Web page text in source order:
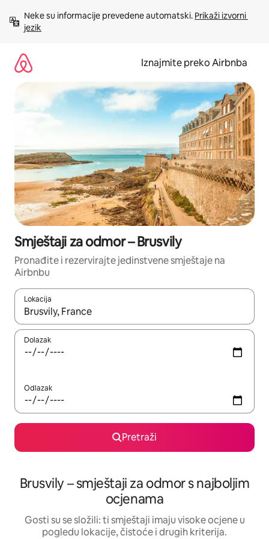
sadržaj
Neke su informacije prevedene automatski. Prikaži izvorni
jezik
Iznajmite preko Airbnba
Smještaji za odmor – Brusvily
Pronađite i rezervirajte jedinstvene smještaje na
Airbnbu
Lokacija
Kada budu dostupni rezultati, moći ćete ih pregledati
Dolazak
Odlazak
Pretraži
Brusvily – smještaji za odmor s najboljim
ocjenama
Gosti su se složili: ti smještaji imaju visoke ocjene u
pogledu lokacije, čistoće i drugih kriterija.